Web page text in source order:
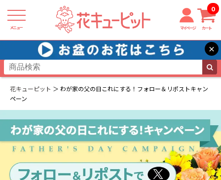
メニュー マイページ カート
0
×
花キューピット
わが家の父の日これにする！フォロー＆リポストキャン
ペーン